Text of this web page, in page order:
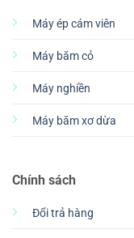
Máy ép cám viên
Máy băm cỏ
Máy nghiền
Máy băm xơ dừa
Chính sách
Đổi trả hàng